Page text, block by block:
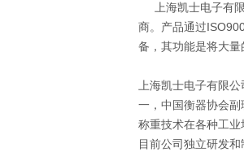
上海凯士电子有
商。产品通过
备，其功能是将大
上海凯士电子有限
一，中国衡器协会
称重技术在各种工
目前公司独立研发